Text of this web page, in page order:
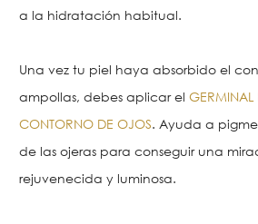
a la hidratación habitual.
Una vez tu piel haya absorbido el
ampollas, debes aplicar el GERMINAL
CONTORNO DE OJOS. Ayuda a
de las ojeras para conseguir una
rejuvenecida y luminosa.